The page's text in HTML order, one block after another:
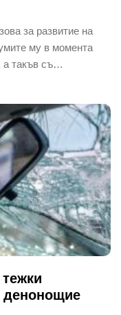
за развитие на
му в момента
а такъв съ…
денонощие